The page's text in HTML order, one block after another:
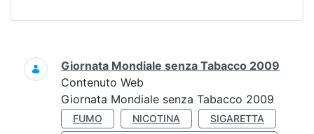
Ricerca
Giornata Mondiale senza Tabacco 2009
Contenuto Web
Giornata Mondiale senza Tabacco 2009
FUMO NICOTINA
SIGARETTA